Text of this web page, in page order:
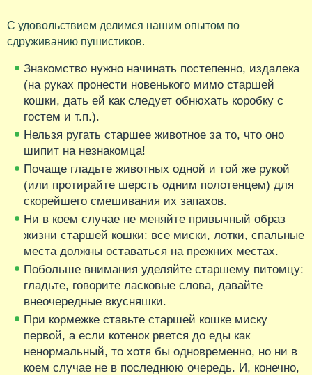
С удовольствием делимся нашим опытом по
сдруживанию пушистиков.
Знакомство нужно начинать постепенно, издалека
(на руках пронести новенького мимо старшей
кошки, дать ей как следует обнюхать коробку с
гостем и т.п.).
Нельзя ругать старшее животное за то, что оно
шипит на незнакомца!
Почаще гладьте животных одной и той же рукой
(или протирайте шерсть одним полотенцем) для
скорейшего смешивания их запахов.
Ни в коем случае не меняйте привычный образ
жизни старшей кошки: все миски, лотки, спальные
места должны оставаться на прежних местах.
Побольше внимания уделяйте старшему питомцу:
гладьте, говорите ласковые слова, давайте
внеочередные вкусняшки.
При кормежке ставьте старшей кошке миску
первой, а если котенок рвется до еды как
ненормальный, то хотя бы одновременно, но ни в
коем случае не в последнюю очередь. И, конечно,